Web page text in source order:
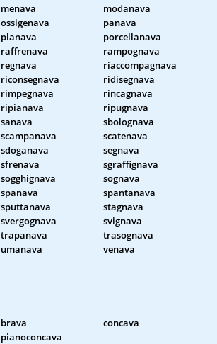
menava
modanava
ossigenava
panava
planava
porcellanava
raffrenava
rampognava
regnava
riaccompagnava
riconsegnava
ridisegnava
rimpegnava
rincagnava
ripianava
ripugnava
sanava
sbolognava
scampanava
scatenava
sdoganava
segnava
sfrenava
sgraffignava
sogghignava
sognava
spanava
spantanava
sputtanava
stagnava
svergognava
svignava
trapanava
trasognava
umanava
venava
brava
concava
pianoconcava